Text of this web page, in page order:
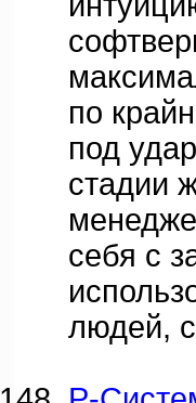
по
под
стадии
себя с
людей,